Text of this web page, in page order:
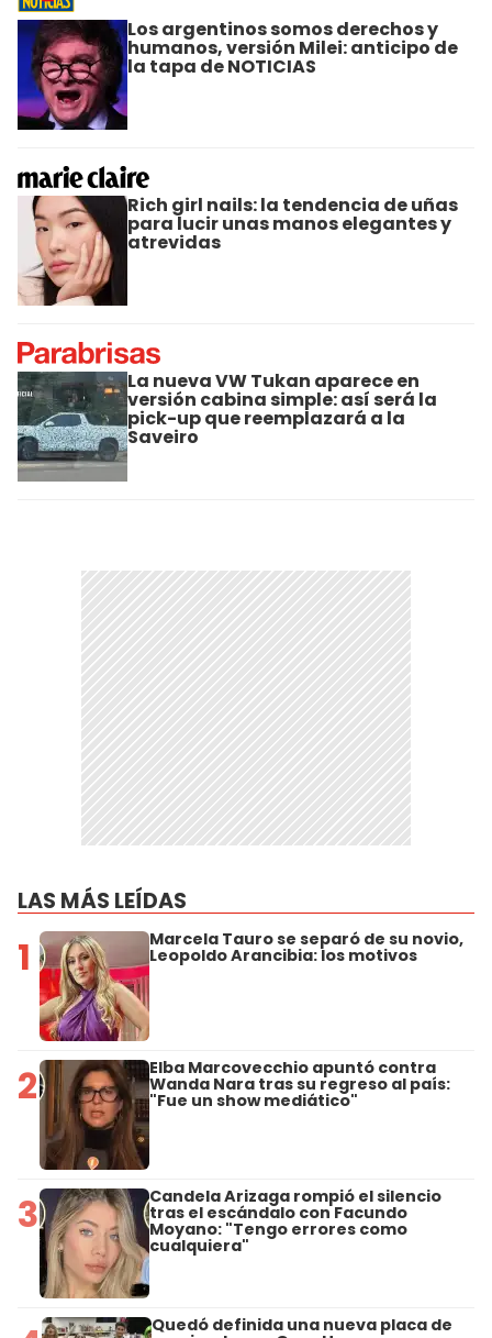
Los argentinos somos derechos y
humanos, versión Milei: anticipo de
la tapa de NOTICIAS
Rich girl nails: la tendencia de uñas
para lucir unas manos elegantes y
atrevidas
La nueva VW Tukan aparece en
versión cabina simple: así será la
pick-up que reemplazará a la
Saveiro
LAS MÁS LEÍDAS
1 Marcela Tauro se separó de su novio,
Leopoldo Arancibia: los motivos
2 Elba Marcovecchio apuntó contra
Wanda Nara tras su regreso al país:
"Fue un show mediático"
3 Candela Arizaga rompió el silencio
tras el escándalo con Facundo
Moyano: "Tengo errores como
cualquiera"
Quedó definida una nueva placa de